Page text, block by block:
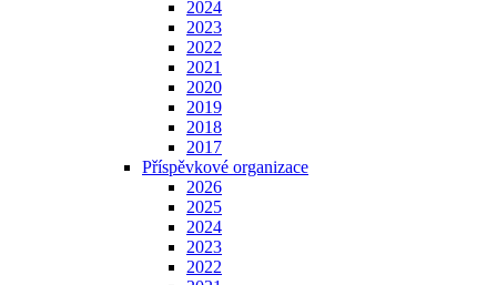
2024
2023
2022
2021
2020
2019
2018
2017
Příspěvkové organizace
2026
2025
2024
2023
2022